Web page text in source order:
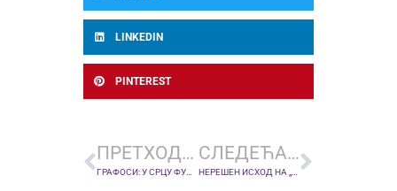
LINKEDIN
PINTEREST
ПРЕТХОДНА ВЕСТ СЛЕДЕЋА ВЕСТ